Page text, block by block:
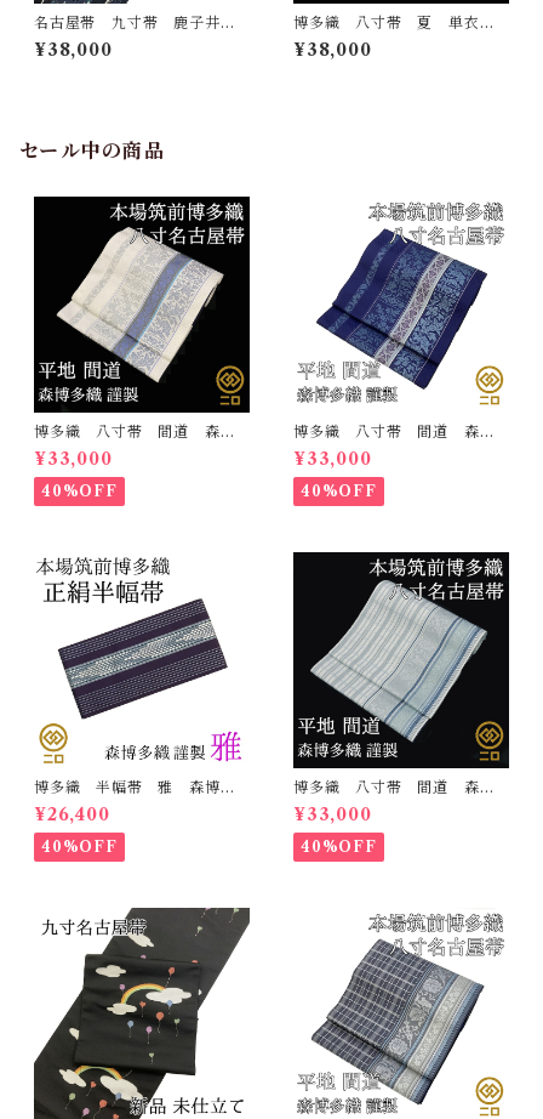
名古屋帯 九寸帯 鹿子井山
田謹製 正絹 日本製 西陣
織 九寸名古屋帯 鹿子井山
¥38,000
博多織 八寸帯 夏 単衣
結女彩 井上絹織 正絹 日
本製 未仕立て 名古屋帯
¥38,000
セール中の商品
博多織 八寸帯 間道 森博
多織 正絹 日本製 未仕立
て 名古屋帯
¥33,000
40%OFF
博多織 八寸帯 間道 森博
多織 正絹 日本製 未仕立
て 名古屋帯
¥33,000
40%OFF
博多織 半幅帯 雅 森博多
織 正絹 リバーシブル 長
さ/3m78cm 日本製 和装
小袋帯 半巾帯
¥26,400
40%OFF
博多織 八寸帯 間道 森博
多織 正絹 日本製 未仕立
て 名古屋帯
¥33,000
40%OFF